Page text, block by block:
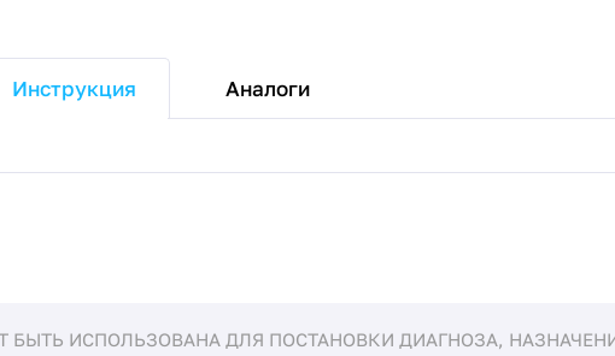
Инструкция Аналоги
ИСПОЛЬЗОВАНА ДЛЯ ПОСТАНОВКИ ДИАГНОЗА,